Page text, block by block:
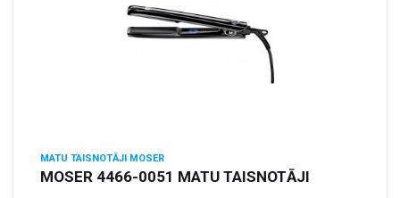
MATU TAISNOTĀJI MOSER
MOSER 4466-0051 MATU TAISNOTĀJI